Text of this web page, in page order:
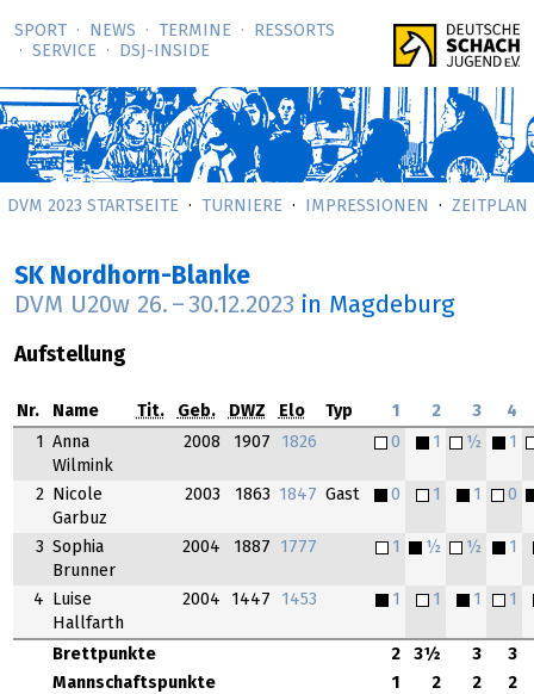
SPORT NEWS TERMINE
RESSORTS
SERVICE
DSJ-­INSIDE
DVM 2023 STARTSEITE TURNIERE IMPRESSIONEN ZEITPLAN
SK Nordhorn-Blanke
DVM U20w 26. – 30.12.2023 in Magdeburg
Aufstellung
Nr. Name Tit. Geb. DWZ Elo Typ 1 2 3 4
Brettpunkte 2 3½ 3
3
Mannschaftspunkte
1 2 2 2
1
Anna
Wilmink
2008 1907 1826 0 1 ½ 1
2
Nicole
Garbuz
2003 1863 1847 Gast 0 1 1 0
3 Sophia
Brunner
2004 1887 1777 1 ½ ½ 1
4
Luise
Hallfarth
2004 1447 1453 1 1 1 1